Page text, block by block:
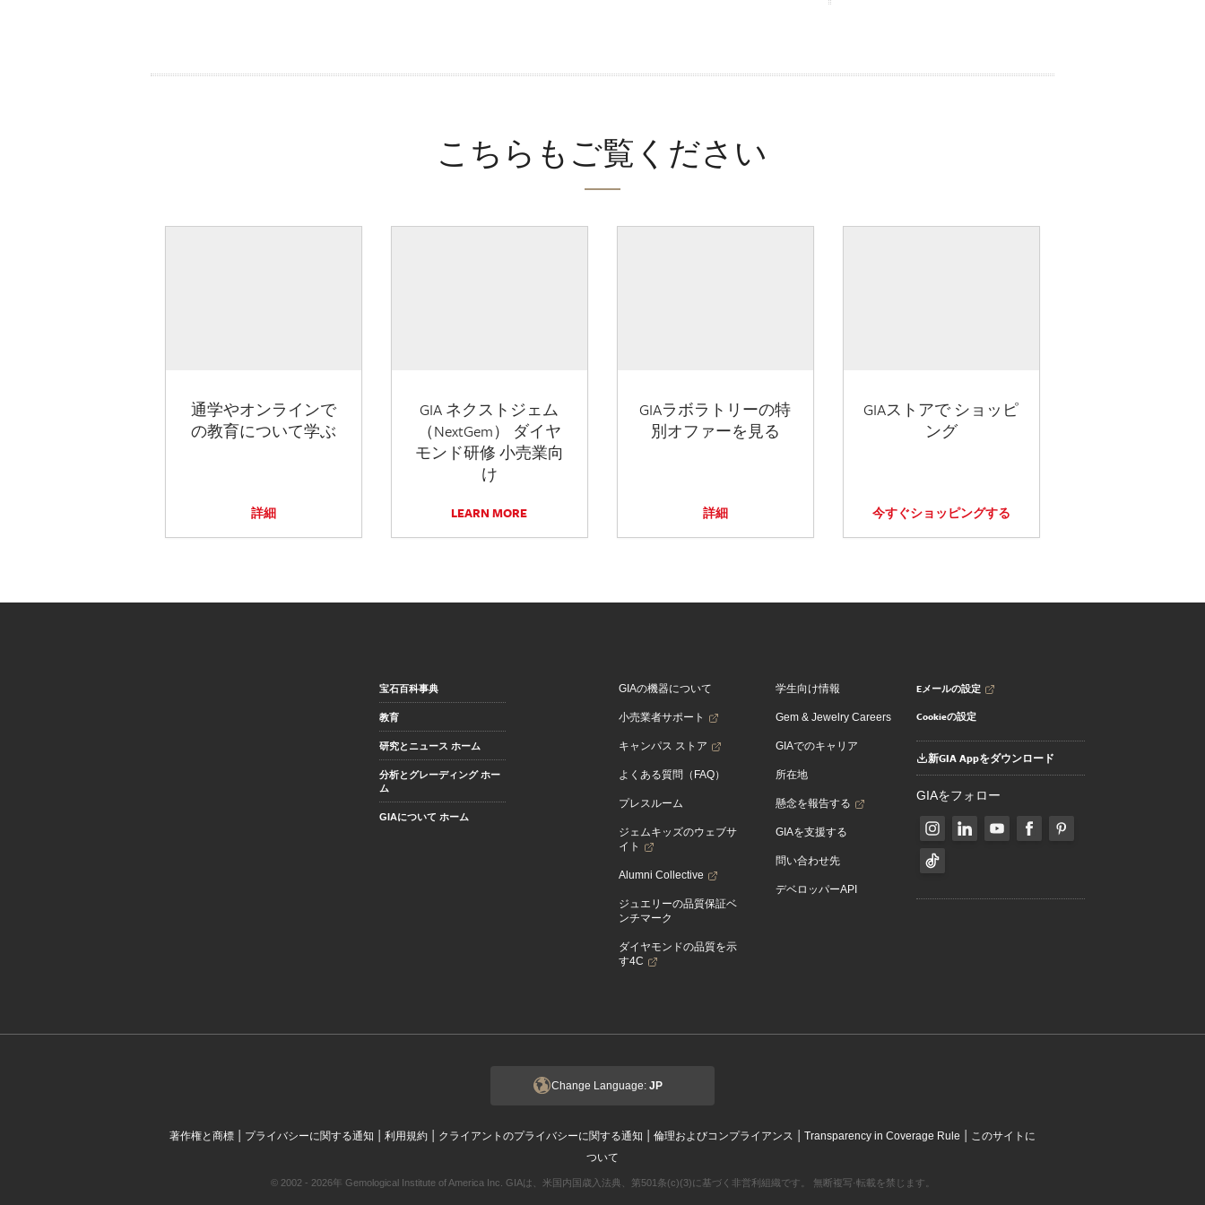
こちらもご覧ください
通学やオンラインで
の教育について学ぶ
詳細
GIA ネクストジェム
（NextGem） ダイヤ
モンド研修 小売業向
け
LEARN MORE
GIAラボラトリーの特
別オファーを見る
詳細
GIAストアで ショッピ
ング
今すぐショッピングする
宝石百科事典
教育
研究とニュース ホーム
分析とグレーディング ホー
ム
GIAについて ホーム
GIAの機器について
小売業者サポート
キャンパス ストア
よくある質問（FAQ）
プレスルーム
ジェムキッズのウェブサ
イト
Alumni Collective
ジュエリーの品質保証ベ
ンチマーク
ダイヤモンドの品質を示
す4C
学生向け情報
Gem & Jewelry Careers
GIAでのキャリア
所在地
懸念を報告する
GIAを支援する
問い合わせ先
デベロッパーAPI
Eメールの設定
Cookieの設定
新GIA Appをダウンロード
GIAをフォロー
Change Language: JP
著作権と商標 | プライバシーに関する通知 | 利用規約 | クライアントのプライバシーに関する通知 | 倫理およびコンプライアンス | Transparency in Coverage Rule | このサイトに
ついて
© 2002 - 2026年 Gemological Institute of America Inc. GIAは、米国内国歳入法典、第501条(c)(3)に基づく非営利組織です。 無断複写·転載を禁じます。